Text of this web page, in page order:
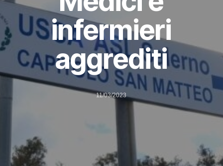
infermieri
aggrediti
11/03/2023